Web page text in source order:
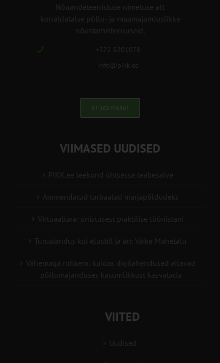
Nõuandeteenistuse nimetuse alt
korraldatalse põllu- ja maamajanduslikke
nõustamisteenuseid.
+372 5201078
info@pikk.ee
Kirjuta meile!
VIIMASED UUDISED
PIKK.ee teekond ühtsesse teabesalve
Ammendatud turbaalad marjapõldudeks
Virtuaaltara: unistusest praktilise tööriistani
Turuaiandus kui elustiil ja äri: Väike Mahetalu
Vähemaga rohkem: kuidas digilahendused aitavad
põllumajanduses kasumlikkust kasvatada
VIITED
Uudised